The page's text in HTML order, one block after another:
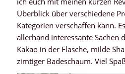
Überblick über verschiedene
Kategorien verschaffen kann.
allerhand interessante Sachen
Kakao in der Flasche, milde
zimtiger Badeschaum. Viel